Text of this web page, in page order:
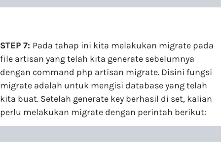
STEP 7: Pada tahap ini kita melakukan migrate pada
file artisan yang telah kita generate sebelumnya
dengan command php artisan migrate. Disini fungsi
migrate adalah untuk mengisi database yang telah
kita buat. Setelah generate key berhasil di set, kalian
perlu melakukan migrate dengan perintah berikut: